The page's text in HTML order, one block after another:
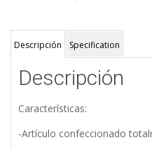
Descripción Specification
Descripción
Características:
-Artículo confeccionado